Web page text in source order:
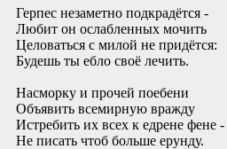
Герпес незаметно подкрадётся -
Любит он ослабленных мочить
Целоваться с милой не придётся:
Будешь ты ебло своё лечить.
Насморку и прочей поебени
Объявить всемирную вражду
Истребить их всех к едрене фене -
Не писать чтоб больше ерунду.